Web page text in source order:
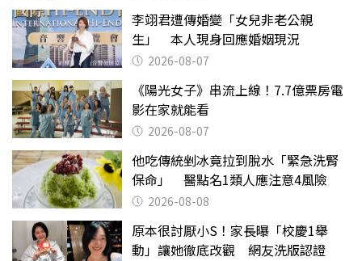
李翊君遭傳婚變「女兒非老公親
生」 本人現身回應婚姻現況
2026-08-07
《陽光女子》串流上線！7.7億票房電
影在家就能看
2026-08-07
他吃傳統剉冰竟拉到脫水「緊急洗腎
保命」 醫點名1類人應注意4風險
2026-08-08
原本很討厭小S！家長曝「校慶1舉
動」讓她徹底改觀 網友洗版認證